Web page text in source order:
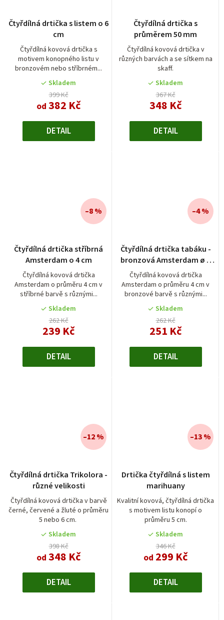
Čtyřdílná drtička s listem o 6
cm
Čtyřdílná kovová drtička s
motivem konopného listu v
bronzovém nebo stříbrném...
hodnocení
produktu
je
4,0
z
5
hvězdiček.
Skladem
399 Kč
od 382 Kč
DETAIL
Čtyřdílná drtička s
průměrem 50 mm
Čtyřdílná kovová drtička v
různých barvách a se sítkem na
skaff.
hodnocení
produktu
je
4,5
z
5
hvězdiček.
Skladem
367 Kč
348 Kč
DETAIL
Čtyřdílná drtička stříbrná
Amsterdam o 4 cm
Čtyřdílná kovová drtička
Amsterdam o průměru 4 cm v
stříbrné barvě s různými...
Skladem
262 Kč
239 Kč
–8 %
DETAIL
Čtyřdílná drtička tabáku -
bronzová Amsterdam ø 4
cm
Čtyřdílná kovová drtička
Amsterdam o průměru 4 cm v
bronzové barvě s různými...
Skladem
262 Kč
251 Kč
–4 %
DETAIL
Čtyřdílná drtička Trikolora -
různé velikosti
Čtyřdílná kovová drtička v barvě
černé, červené a žluté o průměru
5 nebo 6 cm.
Skladem
398 Kč
od 348 Kč
–12 %
DETAIL
Drtička čtyřdílná s listem
marihuany
Kvalitní kovová, čtyřdílná drtička
s motivem listu konopí o
průměru 5 cm.
hodnocení
produktu
je
5,0
z
5
hvězdiček.
Skladem
346 Kč
od 299 Kč
–13 %
DETAIL